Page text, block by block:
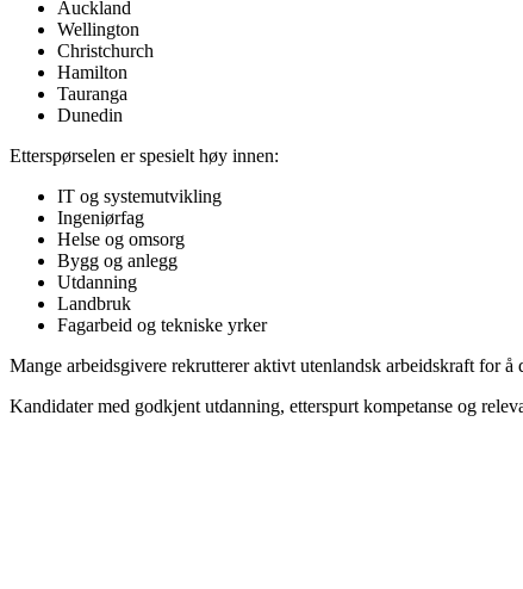
Auckland
Wellington
Christchurch
Hamilton
Tauranga
Dunedin
Etterspørselen er spesielt høy innen:
IT og systemutvikling
Ingeniørfag
Helse og omsorg
Bygg og anlegg
Utdanning
Landbruk
Fagarbeid og tekniske yrker
Mange arbeidsgivere rekrutterer aktivt utenlandsk arbeidskraft for
Kandidater med godkjent utdanning, etterspurt kompetanse og